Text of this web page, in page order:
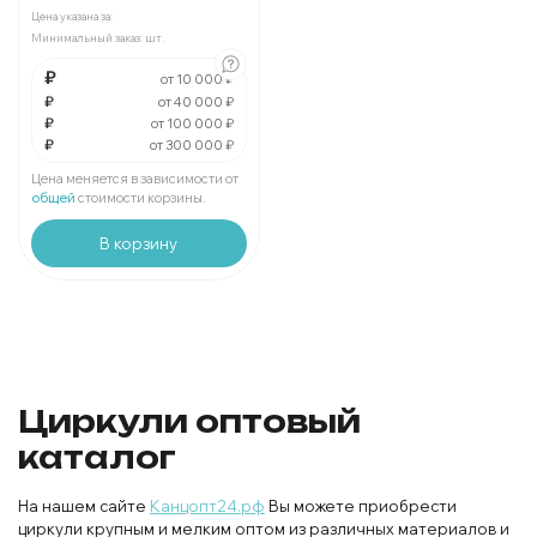
Цена указана за:
Мин.
В упаковке
За:
В упаковке
Минимальный заказ: шт.
₽ от 10 000 ₽
₽ от 40 000 ₽
₽ от 100 000 ₽
₽
от 300 000 ₽
Цена меняется в зависимости от
общей стоимости корзины.
В корзину
Циркули оптовый
каталог
На нашем сайте Канцопт24.рф Вы можете приобрести
циркули крупным и мелким оптом из различных материалов и